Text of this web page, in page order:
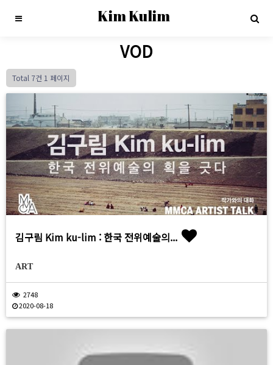
Kim Kulim
VOD
Total 7건 1 페이지
김구림 Kim ku-lim : 한국 전위예술의...
ART
2748
2020-08-18